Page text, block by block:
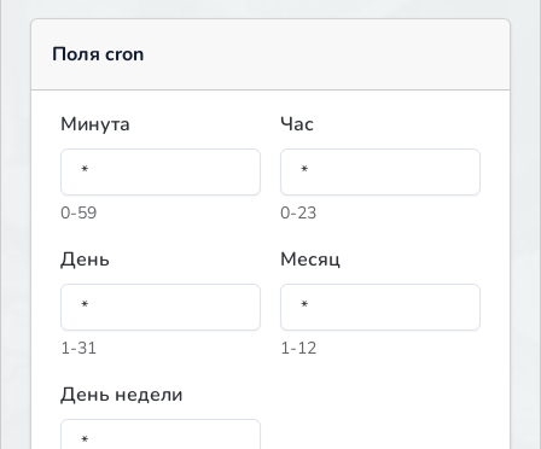
Поля cron
Минута
0-59
Час
0-23
День
1-31
Месяц
1-12
День недели